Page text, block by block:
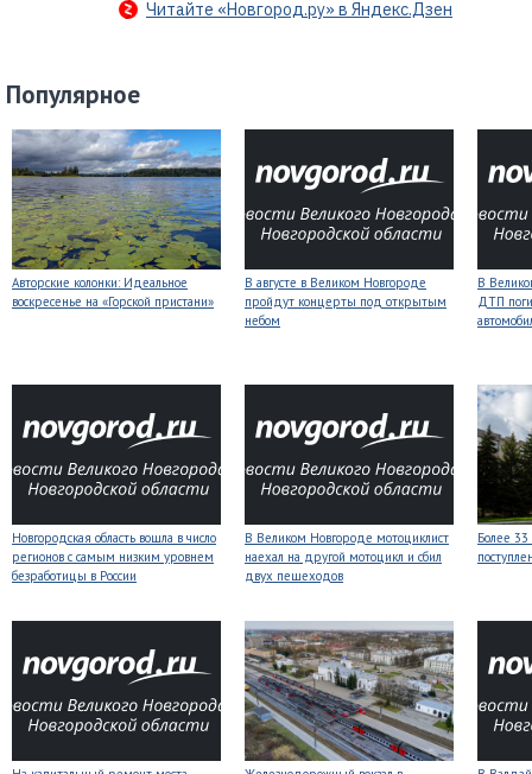
Читайте «Новгород.ру» в Яндекс.Дзен
Популярное
Авторские колонки: Идеальное
воскресенье на «Горской пристани»
В августе в Великом Новгороде
пройдут концерты под открытым
небом
В
ДТП
Новгородская область вошла в число
регионов с самым низким уровнем
безработицы в России
В Великом Новгороде мотоциклист
наехал на другой мотоцикл и сбил
двух пешеходов
Более 33